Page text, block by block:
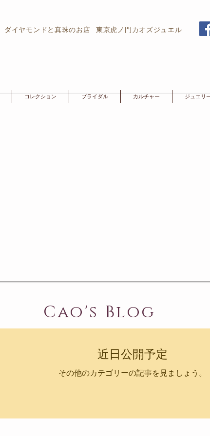
ダイヤモンドと真珠のお店 東京虎ノ門カオズジュエル
コレクション ブライダル カルチャー ジュエリ
Cao's Blog
近日公開予定
その他のカテゴリーの記事を見ましょう。